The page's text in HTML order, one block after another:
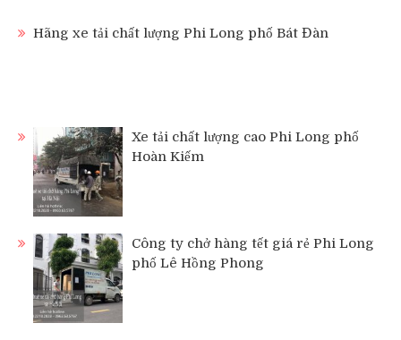
Hãng xe tải chất lượng Phi Long phố Bát Đàn
Xe tải chất lượng cao Phi Long phố
Hoàn Kiếm
Công ty chở hàng tết giá rẻ Phi Long
phố Lê Hồng Phong